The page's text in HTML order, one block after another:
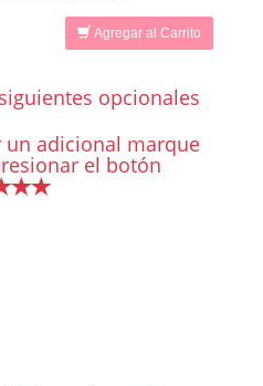
Agregar al Carrito
opcionales
un adicional marque
el botón